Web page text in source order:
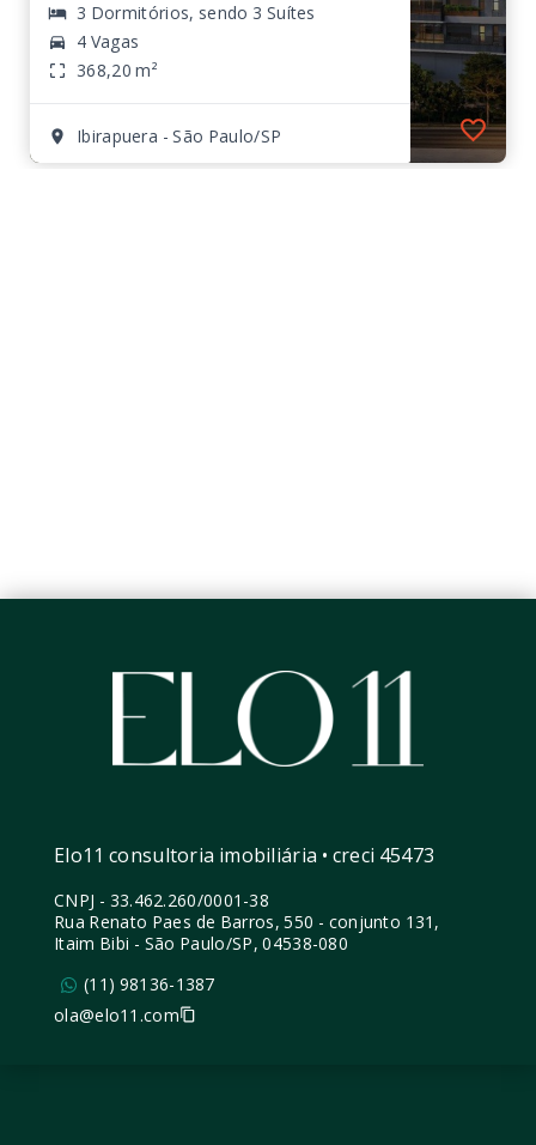
3 Dormitórios, sendo 3 Suítes
4 Vagas
368,20 m²
Ibirapuera - São Paulo/SP
Elo11 consultoria imobiliária • creci 45473
CNPJ - 33.462.260/0001-38
Rua Renato Paes de Barros, 550 - conjunto 131,
Itaim Bibi - São Paulo/SP, 04538-080
(11) 98136-1387
ola@elo11.com